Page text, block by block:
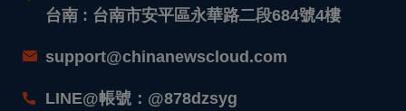
台南 : 台南市安平區永華路二段684號4樓
support@chinanewscloud.com
LINE@帳號：@878dzsyg